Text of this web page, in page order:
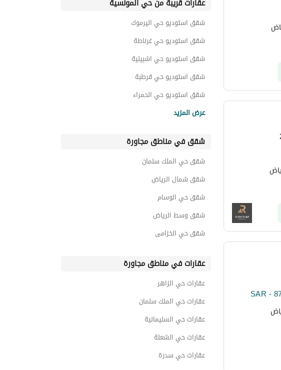
ادوار للايجار في حي المونسية
غرف للايجار في حي المونسية
عمائر سكنية للايجار في حي المونسية
اراضي سكنية للايجار في حي المونسية
استراحات للايجار في حي المونسية
عقارات للايجار في حي المونسية
عقارات قريبة من حي المونسية
شقق استوديو حي اليرموك
شقق استوديو حي غرناطة
شقق استوديو حي اشبيلية
شقق استوديو حي قرطبة
شقق استوديو حي الحمراء
شقق استوديو حي الملك فيصل
شقق استوديو حي القدس
شقق استوديو حي القادسية
عرض المزيد
شقق في مناطق مجاورة
شقق حي الملك سلمان
شقق شمال الرياض
شقق حي الوسام
شقق وسط الرياض
شقق حي الخزامى
عقارات في مناطق مجاورة
عقارات حي الزاهر
عقارات حي الملك سلمان
عقارات حي السليمانية
عقارات حي الشعلة
عقارات حي سدرة